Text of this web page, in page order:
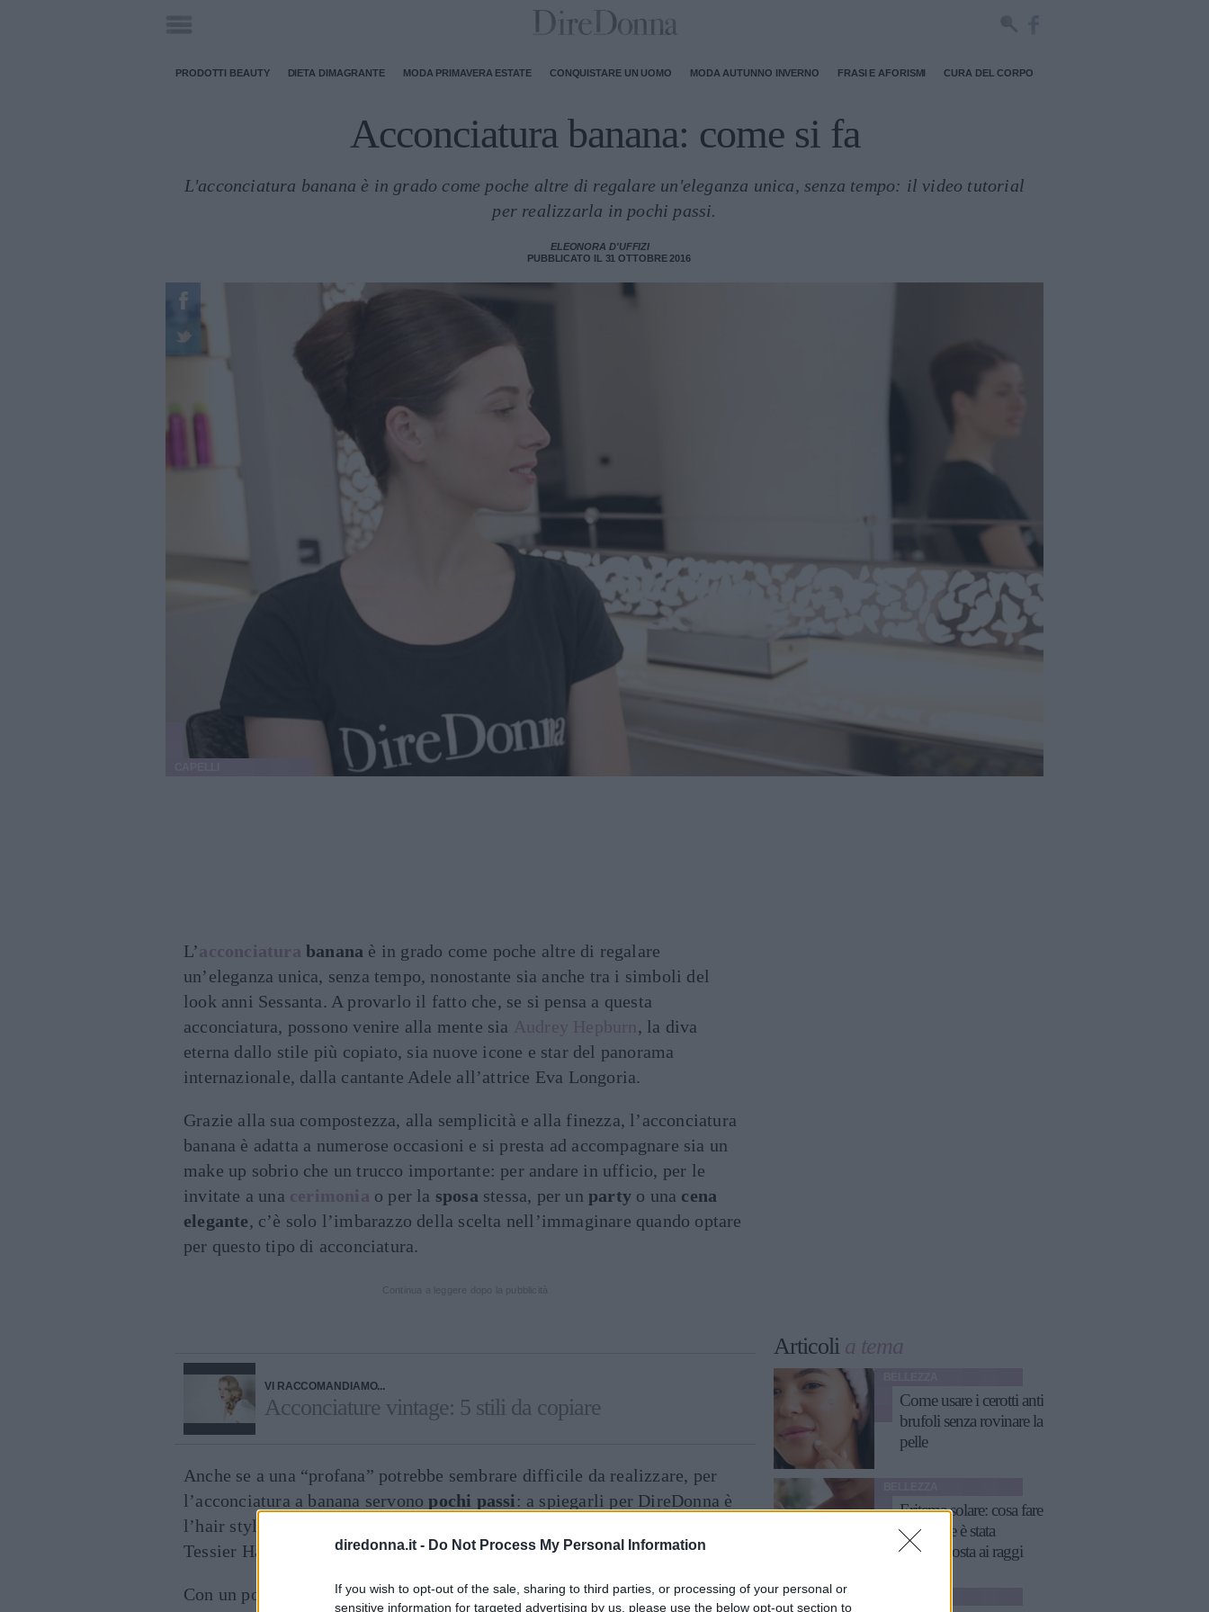
diredonna.it - Do Not Process My Personal Information
If you wish to opt-out of the sale, sharing to third parties, or processing of your personal or
sensitive information for targeted advertising by us, please use the below opt-out section to
PRODOTTI BEAUTY DIETA DIMAGRANTE MODA PRIMAVERA ESTATE CONQUISTARE UN UOMO MODA AUTUNNO INVERNO FRASI E AFORISMI CURA DEL CORPO
Acconciatura banana: come si fa
L'acconciatura banana è in grado come poche altre di regalare un'eleganza unica, senza tempo: il video tutorial
per realizzarla in pochi passi.
ELEONORA D'UFFIZI
PUBBLICATO IL 31 OTTOBRE 2016
L’acconciatura banana è in grado come poche altre di regalare
un’eleganza unica, senza tempo, nonostante sia anche tra i simboli del
look anni Sessanta. A provarlo il fatto che, se si pensa a questa
acconciatura, possono venire alla mente sia Audrey Hepburn, la diva
eterna dallo stile più copiato, sia nuove icone e star del panorama
internazionale, dalla cantante Adele all’attrice Eva Longoria.
Grazie alla sua compostezza, alla semplicità e alla finezza, l’acconciatura
banana è adatta a numerose occasioni e si presta ad accompagnare sia un
make up sobrio che un trucco importante: per andare in ufficio, per le
invitate a una cerimonia o per la sposa stessa, per unparty o una cena
elegante, c’è solo l’imbarazzo della scelta nell’immaginare quando optare
per questo tipo di acconciatura.
VI RACCOMANDIAMO...
Acconciature vintage: 5 stili da copiare
Anche se a una “profana” potrebbe sembrare difficile da realizzare, per
l’acconciatura a banana servonopochi passi : a spiegarli per DireDonna è
l’hair stylist Nikita, parte del team di professionisti dei saloni romani
Tessier Haidressers.
Con un po’ di pazienza, e seguendo il brevevideo tutorial, anche voi
Articoli a tema
Come usare i cerotti anti
brufoli senza rovinare la
pelle
Eritema solare: cosa fare
se la pelle è stata
sovraesposta ai raggi